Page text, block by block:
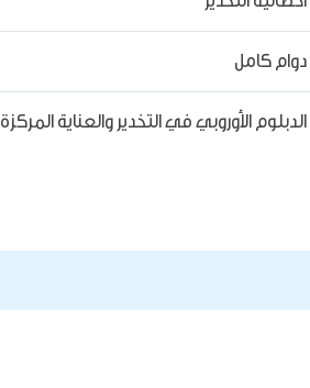
دوام كامل
الدبلوم الأوروبي في التخدير والعناية المركزة